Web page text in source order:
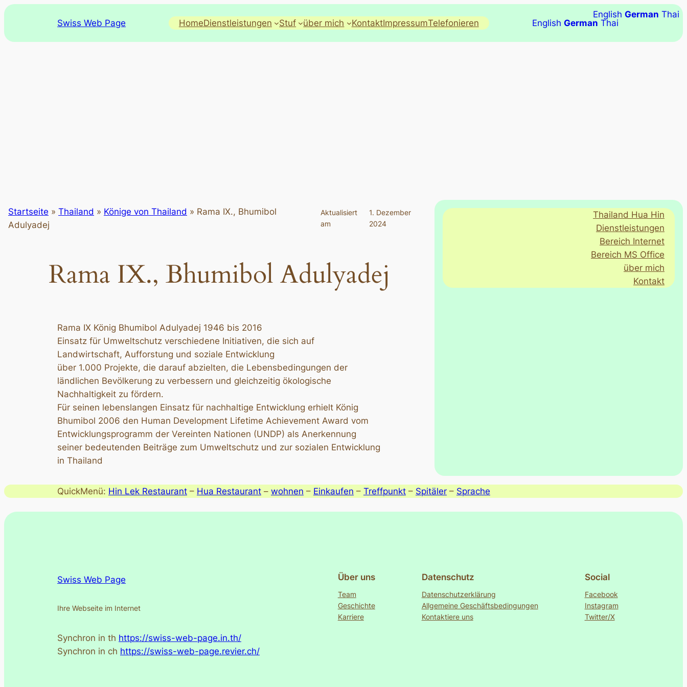
Swiss Web Page HomeDienstleistungen Stuf über mich KontaktImpressumTelefonieren English German Thai
Startseite » Thailand » Könige von Thailand » Rama IX., Bhumibol
Adulyadej
Aktualisiert
am
1. Dezember
2024
Rama IX., Bhumibol Adulyadej
Rama IX König Bhumibol Adulyadej 1946 bis 2016
Einsatz für Umweltschutz verschiedene Initiativen, die sich auf
Landwirtschaft, Aufforstung und soziale Entwicklung
über 1.000 Projekte, die darauf abzielten, die Lebensbedingungen der
ländlichen Bevölkerung zu verbessern und gleichzeitig ökologische
Nachhaltigkeit zu fördern.
Für seinen lebenslangen Einsatz für nachhaltige Entwicklung erhielt König
Bhumibol 2006 den Human Development Lifetime Achievement Award vom
Entwicklungsprogramm der Vereinten Nationen (UNDP) als Anerkennung
seiner bedeutenden Beiträge zum Umweltschutz und zur sozialen Entwicklung
in Thailand
Thailand Hua Hin
Dienstleistungen
Bereich Internet
Bereich MS Office
über mich
Kontakt
QuickMenü: Hin Lek Restaurant – Hua Restaurant – wohnen – Einkaufen – Treffpunkt – Spitäler – Sprache
Swiss Web Page
Ihre Webseite im Internet
Über uns
Team
Geschichte
Karriere
Datenschutz
Datenschutzerklärung
Allgemeine Geschäftsbedingungen
Kontaktiere uns
Social
Facebook
Instagram
Twitter/X
Synchron in th https://swiss-web-page.in.th/
Synchron in ch https://swiss-web-page.revier.ch/
English German Thai